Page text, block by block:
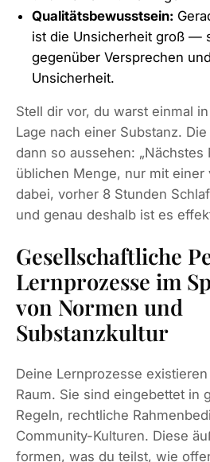
Qualitätsbewusstsein:
ist die Unsicherheit groß —
gegenüber Versprechen
Unsicherheit.
Stell dir vor, du warst einmal
Lage nach einer Substanz.
dann so aussehen:
üblichen Menge, nur mit einer
dabei, vorher 8 Stunden
und genau deshalb ist es
Gesellschaftliche
Lernprozesse im
von Normen und
Substanzkultur
Deine Lernprozesse
Raum. Sie sind eingebettet in
Regeln, rechtliche
Community-Kulturen. Diese
formen, was du teilst, wie